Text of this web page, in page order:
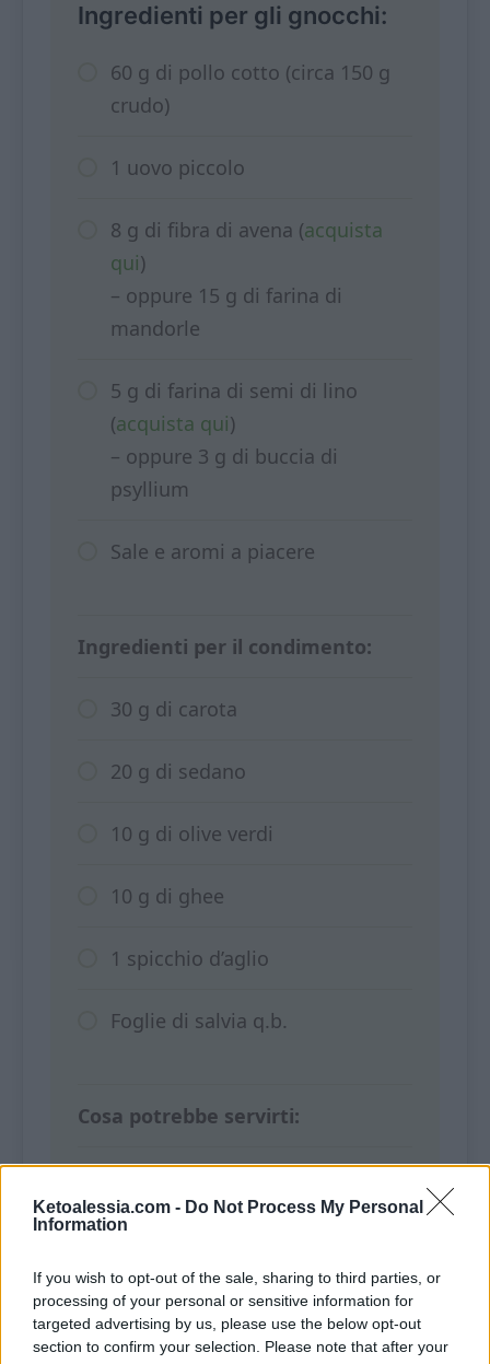
Ketoalessia.com - Do Not Process My Personal
Information
If you wish to opt-out of the sale, sharing to third parties, or
processing of your personal or sensitive information for
targeted advertising by us, please use the below opt-out
section to confirm your selection. Please note that after your
Ingredienti per gli gnocchi:
60 g di pollo cotto (circa 150 g
crudo)
1 uovo piccolo
8 g di fibra di avena (acquista
qui)
– oppure 15 g di farina di
mandorle
5 g di farina di semi di lino
(acquista qui)
– oppure 3 g di buccia di
psyllium
Sale e aromi a piacere
Ingredienti per il condimento:
30 g di carota
20 g di sedano
10 g di olive verdi
10 g di ghee
1 spicchio d’aglio
Foglie di salvia q.b.
Cosa potrebbe servirti:
macinare i semi (acquista qui)
Procedimento